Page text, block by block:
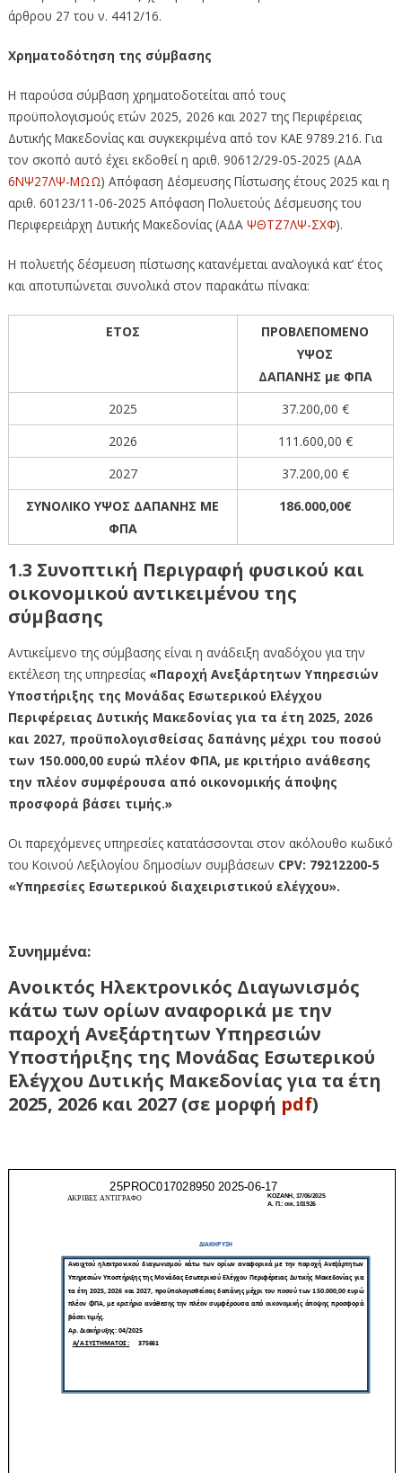
άρθρου 27 του ν. 4412/16.
Χρηματοδότηση της σύμβασης
Η παρούσα σύμβαση χρηματοδοτείται από τους
προϋπολογισμούς ετών 2025, 2026 και 2027 της Περιφέρειας
Δυτικής Μακεδονίας και συγκεκριμένα από τον ΚΑΕ 9789.216. Για
τον σκοπό αυτό έχει εκδοθεί η αριθ. 90612/29-05-2025 (ΑΔΑ
6ΝΨ27ΛΨ-ΜΩΩ) Απόφαση Δέσμευσης Πίστωσης έτους 2025 και η
αριθ. 60123/11-06-2025 Απόφαση Πολυετούς Δέσμευσης του
Περιφερειάρχη Δυτικής Μακεδονίας (ΑΔΑ ΨΘΤΖ7ΛΨ-ΣΧΦ).
Η πολυετής δέσμευση πίστωσης κατανέμεται αναλογικά κατ’ έτος
και αποτυπώνεται συνολικά στον παρακάτω πίνακα:
ΕΤΟΣ
ΠΡΟΒΛΕΠΟΜΕΝΟ
ΥΨΟΣ
ΔΑΠΑΝΗΣ με ΦΠΑ
2025
37.200,00 €
2026
111.600,00 €
2027
37.200,00 €
ΣΥΝΟΛΙΚΟ ΥΨΟΣ ΔΑΠΑΝΗΣ ΜΕ
ΦΠΑ
186.000,00€
1.3 Συνοπτική Περιγραφή φυσικού και
οικονομικού αντικειμένου της
σύμβασης
Αντικείμενο της σύμβασης είναι η ανάδειξη αναδόχου για την
εκτέλεση της υπηρεσίας «Παροχή Ανεξάρτητων Υπηρεσιών
Υποστήριξης της Μονάδας Εσωτερικού Ελέγχου
Περιφέρειας Δυτικής Μακεδονίας για τα έτη 2025, 2026
και 2027, προϋπολογισθείσας δαπάνης μέχρι του ποσού
των 150.000,00 ευρώ πλέον ΦΠΑ, με κριτήριο ανάθεσης
την πλέον συμφέρουσα από οικονομικής άποψης
προσφορά βάσει τιμής.»
Οι παρεχόμενες υπηρεσίες κατατάσσονται στον ακόλουθο κωδικό
του Κοινού Λεξιλογίου δημοσίων συμβάσεων CPV: 79212200-5
«Υπηρεσίες Εσωτερικού διαχειριστικού ελέγχου».
Συνημμένα:
Ανοικτός Ηλεκτρονικός Διαγωνισμός
κάτω των ορίων αναφορικά με την
παροχή Ανεξάρτητων Υπηρεσιών
Υποστήριξης της Μονάδας Εσωτερικού
Ελέγχου Δυτικής Μακεδονίας για τα έτη
2025, 2026 και 2027 (σε μορφή pdf)